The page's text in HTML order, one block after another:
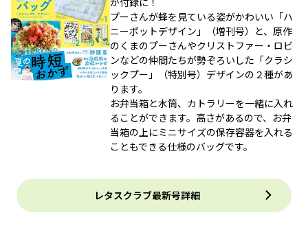
プーさんが蜂を見ている姿がかわいい「ハ
ニーポットデザイン」（増刊号）と、原作
のくまのプーさんやクリストファー・ロビ
ンなどの仲間たちが勢ぞろいした「クラシ
ックプー」（特別号）デザインの２種があ
ります。
お弁当箱と水筒、カトラリーを一緒に入れ
ることができます。高さがあるので、お弁
当箱の上にミニサイズの保存容器を入れる
こともできる仕様のバッグです。
レタスクラブ最新号詳細